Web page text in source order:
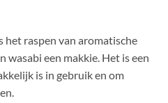
het raspen van aromatische
wasabi een makkie. Het is een
is in gebruik en om